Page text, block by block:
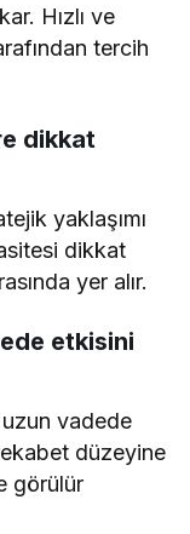
Hızlı ve
tercih
dikkat
yaklaşımı
dikkat
yer alır.
etkisini
uzun vadede
düzeyine
görülür